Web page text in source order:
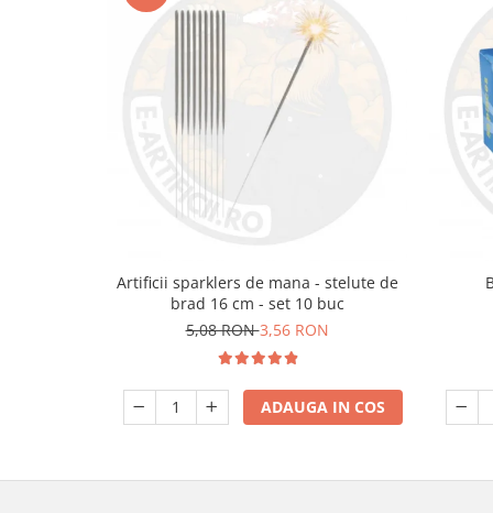
Artificii sparklers de mana - stelute de
brad 16 cm - set 10 buc
5,08 RON3,56 RON
ADAUGA IN COS